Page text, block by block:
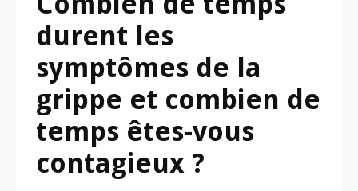
durent les
symptômes de la
grippe et combien de
temps êtes-vous
contagieux ?